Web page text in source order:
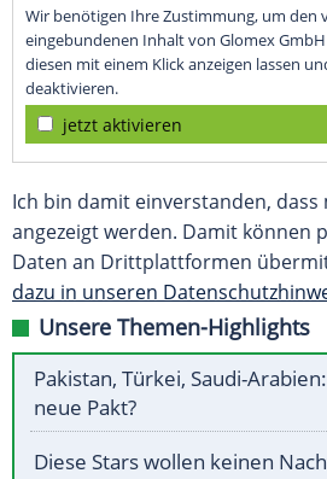
Wir benötigen Ihre Zustimmung, um den
eingebundenen Inhalt von Glomex
diesen mit einem Klick anzeigen lassen
deaktivieren.
jetzt aktivieren
Ich bin damit einverstanden,
angezeigt werden. Damit können
Daten an Drittplattformen
dazu in unseren
Unsere Themen-Highlights
Pakistan, Türkei, Saudi-
neue Pakt?
Diese Stars wollen keinen